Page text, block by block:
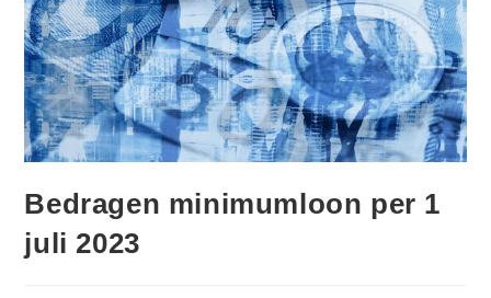
Bedragen minimumloon per 1
juli 2023